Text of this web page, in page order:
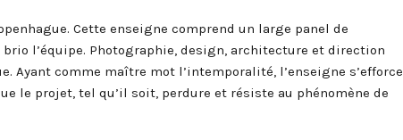
Cette enseigne comprend un large panel de
l’équipe. Photographie, design, architecture et direction
comme maître mot l’intemporalité, l’enseigne s’efforce
le projet, tel qu’il soit, perdure et résiste au phénomène de